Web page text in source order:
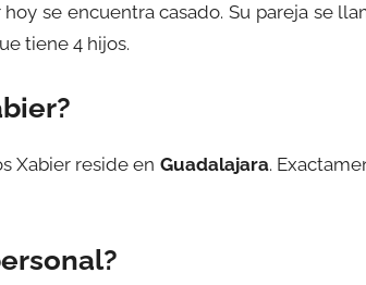
hoy se encuentra casado. Su pareja se
tiene 4 hijos.
Xabier reside en Guadalajara.